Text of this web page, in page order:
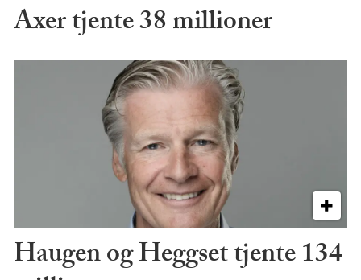
Axer tjente 38 millioner
Haugen og Heggset tjente 134